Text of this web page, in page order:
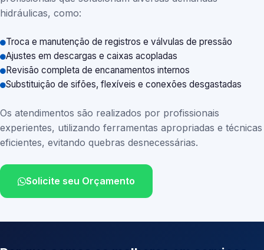
hidráulicas, como:
Troca e manutenção de registros e válvulas de pressão
Ajustes em descargas e caixas acopladas
Revisão completa de encanamentos internos
Substituição de sifões, flexíveis e conexões desgastadas
Os atendimentos são realizados por profissionais
experientes, utilizando ferramentas apropriadas e técnicas
eficientes, evitando quebras desnecessárias.
Solicite seu Orçamento